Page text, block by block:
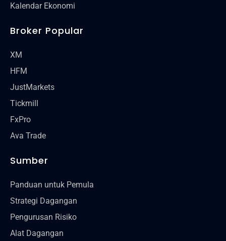
Kalendar Ekonomi
Broker Popular
XM
HFM
JustMarkets
Tickmill
FxPro
Ava Trade
Sumber
Panduan untuk Pemula
Strategi Dagangan
Pengurusan Risiko
Alat Dagangan